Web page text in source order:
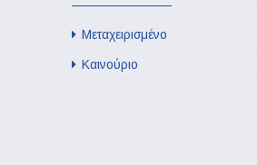
Μεταχειρισμένο
Καινούριο